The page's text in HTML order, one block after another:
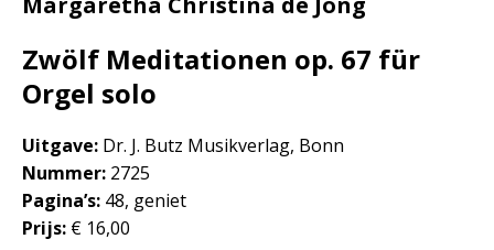
Zwölf Meditationen op. 67 für
Orgel solo
Uitgave: Dr. J. Butz Musikverlag, Bonn
Nummer: 2725
Pagina’s: 48, geniet
Prijs: € 16,00